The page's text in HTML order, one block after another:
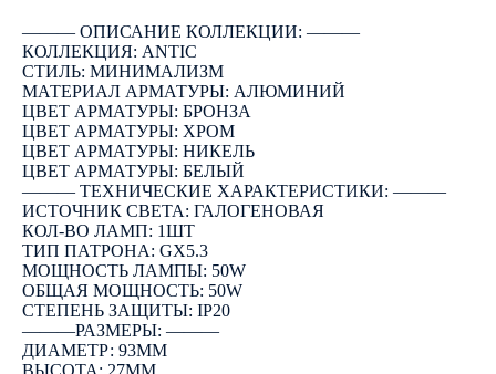
――― ОПИСАНИЕ КОЛЛЕКЦИИ: ―――
КОЛЛЕКЦИЯ: ANTIC
СТИЛЬ: МИНИМАЛИЗМ
МАТЕРИАЛ АРМАТУРЫ: АЛЮМИНИЙ
ЦВЕТ АРМАТУРЫ: БРОНЗА
ЦВЕТ АРМАТУРЫ: ХРОМ
ЦВЕТ АРМАТУРЫ: НИКЕЛЬ
ЦВЕТ АРМАТУРЫ: БЕЛЫЙ
――― ТЕХНИЧЕСКИЕ ХАРАКТЕРИСТИКИ: ―――
ИСТОЧНИК СВЕТА: ГАЛОГЕНОВАЯ
КОЛ-ВО ЛАМП: 1ШТ
ТИП ПАТРОНА: GX5.3
МОЩНОСТЬ ЛАМПЫ: 50W
ОБЩАЯ МОЩНОСТЬ: 50W
СТЕПЕНЬ ЗАЩИТЫ: IP20
―――РАЗМЕРЫ: ―――
ДИАМЕТР: 93ММ
ВЫСОТА: 27ММ